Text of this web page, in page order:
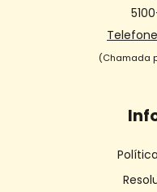
(Chamada